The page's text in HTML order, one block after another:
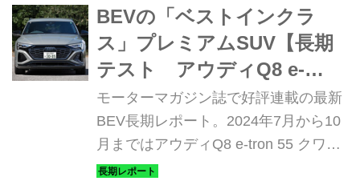
BEVの「ベストインクラ
ス」プレミアムSUV【長期
テスト アウディQ8 e-
tron55 クワトロ Sライン編
③】
モーターマガジン誌で好評連載の最新
BEV長期レポート。2024年7月から10
月まではアウディQ8 e-tron 55 クワト
ロ Sライン を2モデルテストした。前